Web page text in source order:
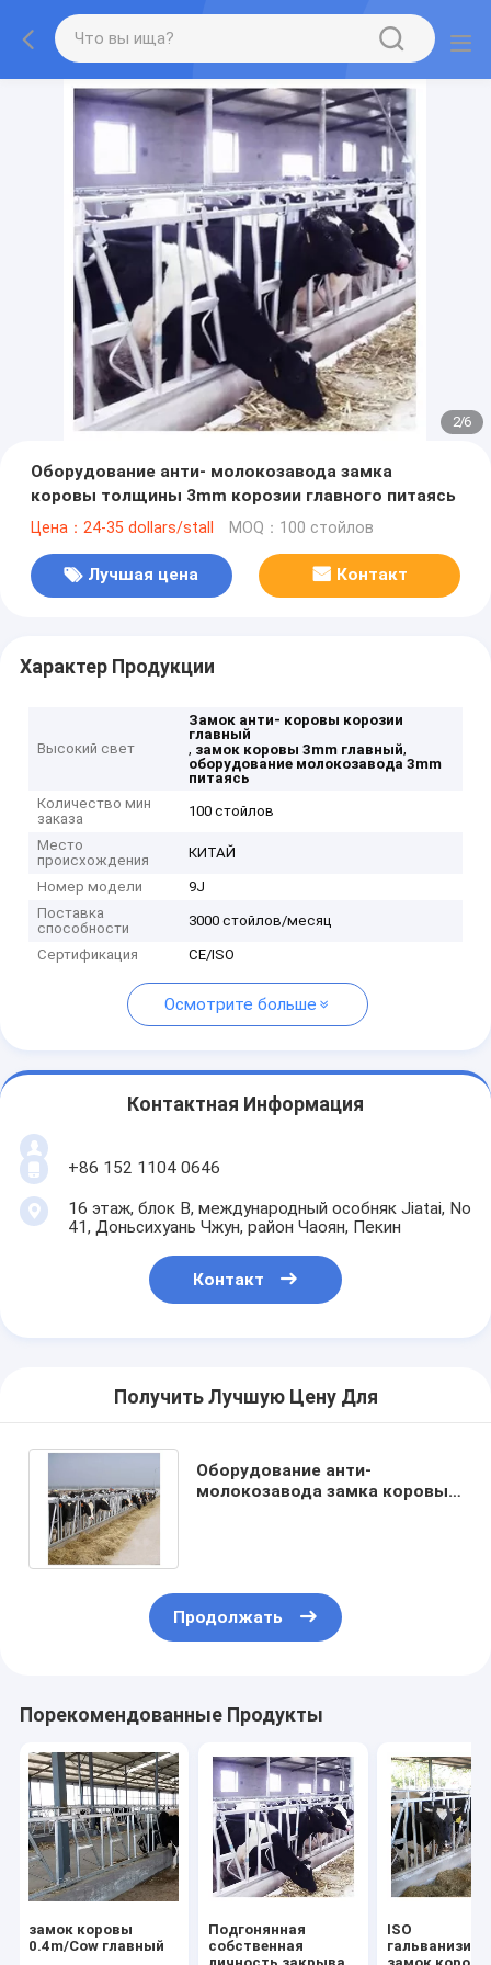
2/6
Оборудование анти- молокозавода замка
коровы толщины 3mm корозии главного питаясь
Цена：24-35 dollars/stall MOQ：100 стойлов
Лучшая цена Контакт
Характер Продукции
Высокий свет
Замок анти- коровы корозии
главный
, замок коровы 3mm главный,
оборудование молокозавода 3mm
питаясь
Количество мин
заказа
100 стойлов
Место
происхождения
КИТАЙ
Номер модели
9J
Поставка
способности
3000 стойлов/месяц
Сертификация CE/ISO
Осмотрите больше
Контактная Информация
+86 152 1104 0646
16 этаж, блок B, международный особняк Jiatai, No
41, Доньсихуань Чжун, район Чаоян, Пекин
Контакт
Получить Лучшую Цену Для
Оборудование анти-
молокозавода замка коровы
Продолжать
Порекомендованные Продукты
замок коровы
0.4m/Cow главный
Подгонянная
собственная
ISO